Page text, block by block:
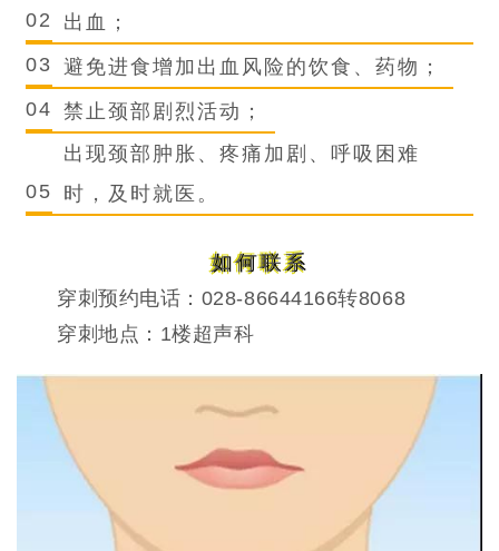
02
出血；
03 避免进食增加出血风险的饮食、药物；
04 禁止颈部剧烈活动；
05
出现颈部肿胀、疼痛加剧、呼吸困难
时，及时就医。
如何联系
穿刺预约电话： 028-86644166转8068
穿刺地点： 1楼超声科